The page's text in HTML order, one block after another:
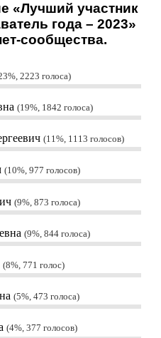
«Лучший участник
года – 2023»
сообщества.
2223 голоса
19%, 1842 голоса
11%, 1113 голосов
10%, 977 голосов
9%, 873 голоса
9%, 844 голоса
8%, 771 голос
5%, 473 голоса
4%, 377 голосов